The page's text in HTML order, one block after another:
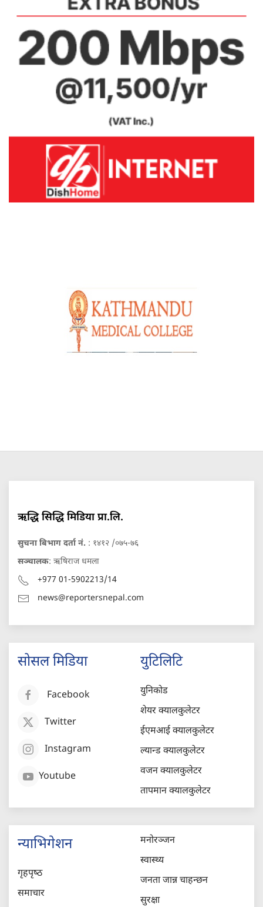
ऋद्धि सिद्धि मिडिया प्रा.लि.
सुचना बिभाग दर्ता नं. : १४१२ /०७५-७६
सञ्चालक: ऋषिराज धमला
+977 01-5902213/14
news@reportersnepal.com
सोसल मिडिया
Facebook
Twitter
Instagram
Youtube
युटिलिटि
युनिकोड
शेयर क्यालकुलेटर
ईएमआई क्यालकुलेटर
ल्यान्ड क्यालकुलेटर
वजन क्यालकुलेटर
तापमान क्यालकुलेटर
न्याभिगेशन
गृहपृष्‍ठ
समाचार
मनोरञ्जन
स्वास्थ्य
जनता जान्न चाहन्छन
सुरक्षा